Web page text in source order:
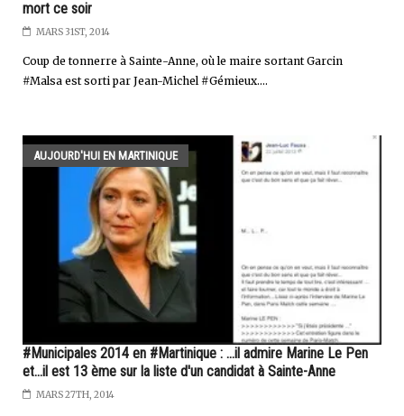
mort ce soir
MARS 31ST, 2014
Coup de tonnerre à Sainte-Anne, où le maire sortant Garcin
#Malsa est sorti par Jean-Michel #Gémieux....
AUJOURD'HUI EN MARTINIQUE
#Municipales 2014 en #Martinique : ...il admire Marine Le Pen
et...il est 13 ème sur la liste d'un candidat à Sainte-Anne
MARS 27TH, 2014